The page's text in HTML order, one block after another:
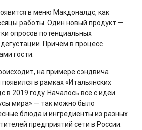
в меню Макдоналдс, как
работы. Один новый продукт —
опросов потенциальных
Причём в процесс
гости.
на примере сэндвича
в рамках «Итальянских
в 2019 году. Началось всё с идеи
мира» — так можно было
блюда и ингредиенты из разных
предприятий сети в России.